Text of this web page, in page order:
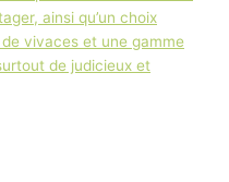
ainsi qu’un choix
de vivaces et une gamme
de judicieux et